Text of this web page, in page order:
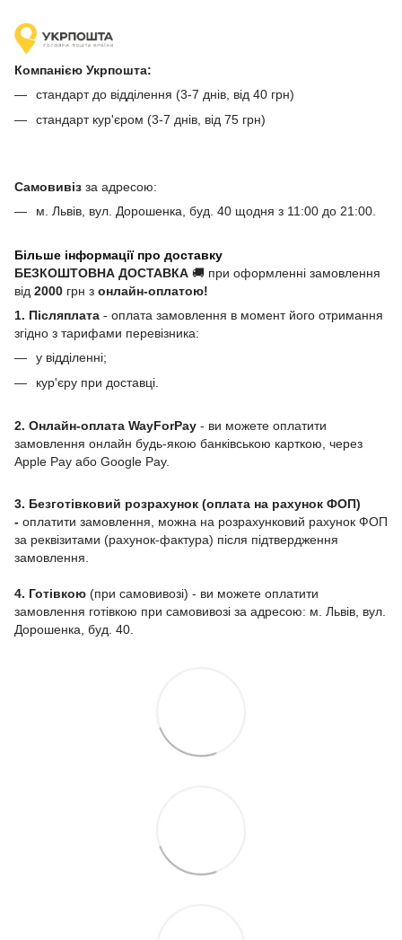
Компанією Укрпошта:
стандарт до відділення (3-7 днів, від 40 грн)
стандарт кур'єром (3-7 днів, від 75 грн)
Самовивіз за адресою:
м. Львів, вул. Дорошенка, буд. 40 щодня з 11:00 до 21:00.
Більше інформації про доставку
БЕЗКОШТОВНА ДОСТАВКА 🚚 при оформленні замовлення
від 2000 грн з онлайн-оплатою!
1. Післяплата - оплата замовлення в момент його отримання
згідно з тарифами перевізника:
у відділенні;
кур'єру при доставці.
2. Онлайн-оплата WayForPay - ви можете оплатити
замовлення онлайн будь-якою банківською карткою, через
Apple Pay або Google Pay.
3. Безготівковий розрахунок (оплата на рахунок ФОП)
- оплатити замовлення, можна на розрахунковий рахунок ФОП
за реквізитами (рахунок-фактура) після підтвердження
замовлення.
4. Готівкою (при самовивозі) - ви можете оплатити
замовлення готівкою при самовивозі за адресою: м. Львів, вул.
Дорошенка, буд. 40.